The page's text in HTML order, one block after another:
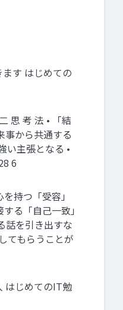
す はじめての
思 考 法 • 「結
事から共通する
い主張となる •
6
持つ「受容」
る「⾃⼰⼀致」
話を引き出すな
てもらうことが
はじめてのIT勉